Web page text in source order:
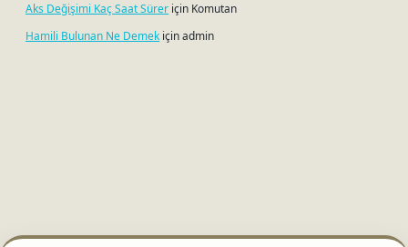
Aks Değişimi Kaç Saat Sürer için Komutan
Hamili Bulunan Ne Demek içinadmin